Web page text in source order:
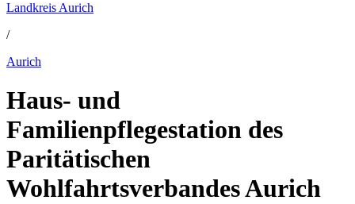
Landkreis Aurich
/
Aurich
Haus- und
Familienpflegestation des
Paritätischen
Wohlfahrtsverbandes Aurich